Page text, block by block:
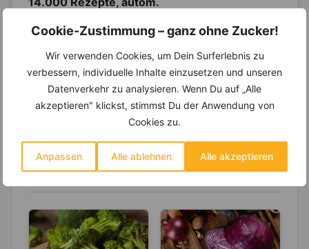
Cookie-Zustimmung – ganz ohne Zucker!
Wir verwenden Cookies, um Dein Surferlebnis zu
verbessern, individuelle Inhalte einzusetzen und unseren
Datenverkehr zu analysieren. Wenn Du auf „Alle
akzeptieren" klickst, stimmst Du der Anwendung von
Cookies zu.
Anpassen Alle ablehnen Alle akzeptieren
Einkaufsliste und noch mehr?
Entdecke dieinvikoo-Mitgliedschaft und erhalte
viele hilfreiche und zeitsparende Möglichkeiten,
um Deine Ernährung optimal zu gestalten.
Erfahre mehr über die Zutaten
dieses Rezepts